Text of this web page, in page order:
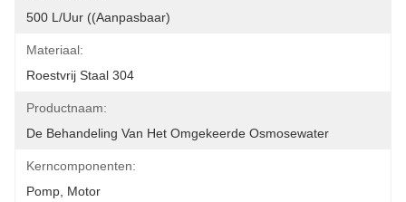
500 L/uur ((aanpasbaar)
Materiaal:
Roestvrij Staal 304
Productnaam:
De Behandeling Van Het Omgekeerde Osmosewater
Kerncomponenten:
Pomp, Motor